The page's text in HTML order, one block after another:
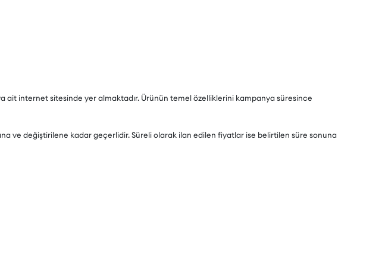
ait internet sitesinde yer almaktadır. Ürünün temel özelliklerini kampanya süresince
ve değiştirilene kadar geçerlidir. Süreli olarak ilan edilen fiyatlar ise belirtilen süre sonuna